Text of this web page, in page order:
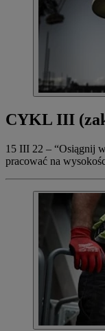
CYKL III
15 III 22 – “Osiągnij
pracować na